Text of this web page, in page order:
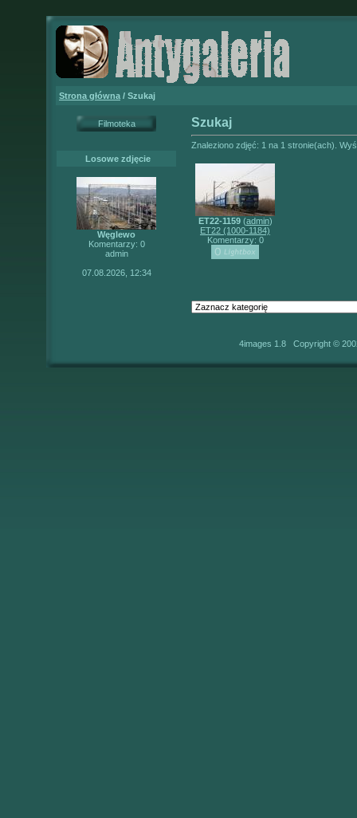
Strona główna / Szukaj
Filmoteka
Losowe zdjęcie
Węglewo
Komentarzy: 0
admin
07.08.2026, 12:34
Szukaj
Znaleziono zdjęć: 1 na 1 stronie(ach).
ET22-1159(admin)
ET22 (1000-1184)
Komentarzy: 0
4images 1.8 Copyright ©